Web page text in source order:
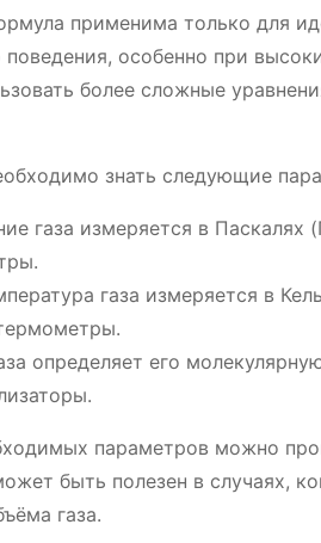
применима только для
поведения, особенно при
более сложные
знать следующие
газа измеряется в
газа измеряется в
определяет его
параметров можно
быть полезен в случаях,
газа.